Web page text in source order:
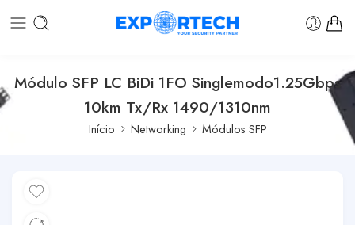
Módulo SFP LC BiDi 1FO Singlemodo1.25Gbps
10km Tx/Rx 1490/1310nm
Início Networking Módulos SFP